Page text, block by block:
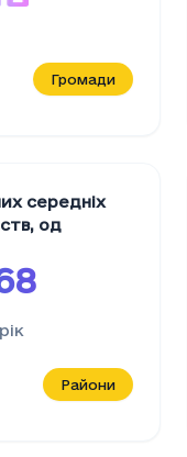
Громади
середніх
, од
рік
Райони